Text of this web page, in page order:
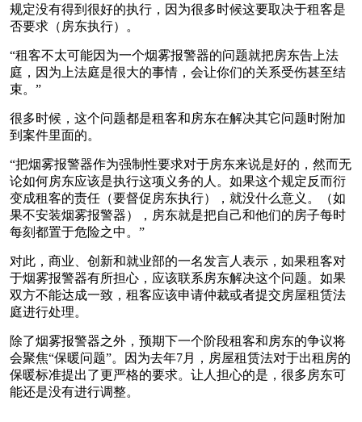
规定没有得到很好的执行，因为很多时候这要取决于租客是
否要求（房东执行）。
“租客不太可能因为一个烟雾报警器的问题就把房东告上法
庭，因为上法庭是很大的事情，会让你们的关系受伤甚至结
束。”
很多时候，这个问题都是租客和房东在解决其它问题时附加
到案件里面的。
“把烟雾报警器作为强制性要求对于房东来说是好的，然而无
论如何房东应该是执行这项义务的人。如果这个规定反而衍
变成租客的责任（要督促房东执行），就没什么意义。（如
果不安装烟雾报警器），房东就是把自己和他们的房子每时
每刻都置于危险之中。”
对此，商业、创新和就业部的一名发言人表示，如果租客对
于烟雾报警器有所担心，应该联系房东解决这个问题。如果
双方不能达成一致，租客应该申请仲裁或者提交房屋租赁法
庭进行处理。
除了烟雾报警器之外，预期下一个阶段租客和房东的争议将
会聚焦“保暖问题”。因为去年7月，房屋租赁法对于出租房的
保暖标准提出了更严格的要求。让人担心的是，很多房东可
能还是没有进行调整。